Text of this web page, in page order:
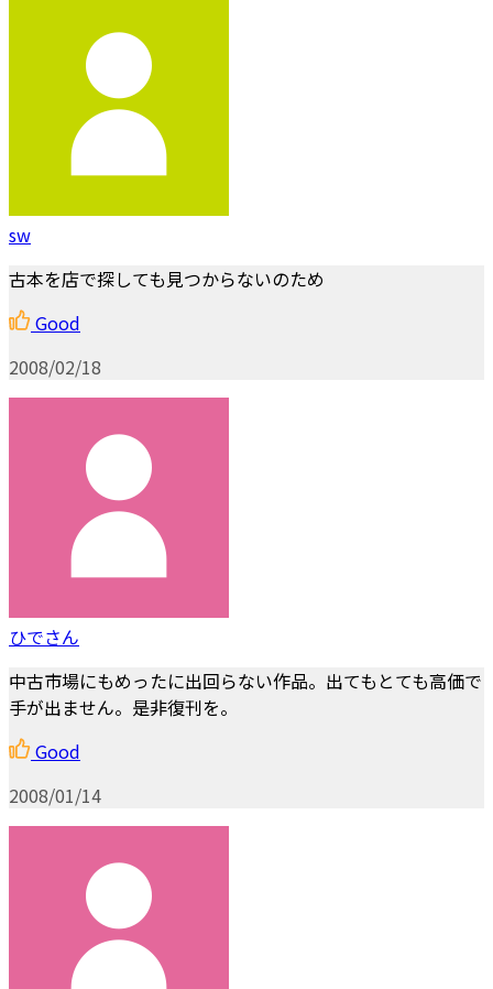
sw
古本を店で探しても見つからないのため
Good
2008/02/18
ひでさん
中古市場にもめったに出回らない作品。出てもとても高価で
手が出ません。是非復刊を。
Good
2008/01/14